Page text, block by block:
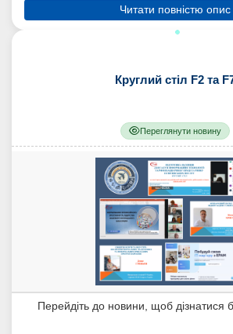
Читати повністю опис
Круглий стіл F2 та
Переглянути новину
Перейдіть до новини, щоб дізнатися